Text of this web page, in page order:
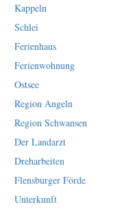
Kappeln
Schlei
Ferienhaus
Ferienwohnung
Ostsee
Region Angeln
Region Schwansen
Der Landarzt
Dreharbeiten
Flensburger Förde
Unterkunft